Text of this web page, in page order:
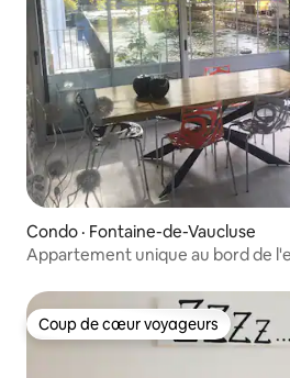
Condo · Fontaine-de-Vaucluse
Appartement unique au bord de
Coup de cœur voyageurs
Coup de cœur voyageurs